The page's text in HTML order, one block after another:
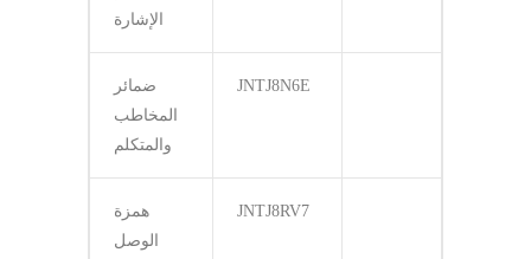
الإشارة
ضمائر
المخاطب
والمتكلم
JNTJ8N6E
همزة
الوصل
JNTJ8RV7